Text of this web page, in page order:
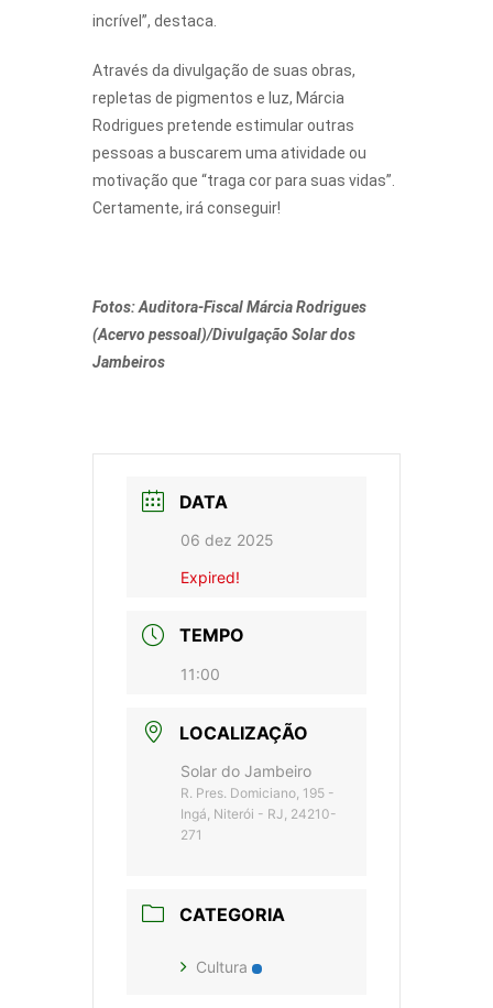
incrível”, destaca.
Através da divulgação de suas obras,
repletas de pigmentos e luz, Márcia
Rodrigues pretende estimular outras
pessoas a buscarem uma atividade ou
motivação que “traga cor para suas vidas”.
Certamente, irá conseguir!
Fotos: Auditora-Fiscal Márcia Rodrigues
(Acervo pessoal)/Divulgação Solar dos
Jambeiros
DATA
06 dez 2025
Expired!
TEMPO
11:00
LOCALIZAÇÃO
Solar do Jambeiro
R. Pres. Domiciano, 195 -
Ingá, Niterói - RJ, 24210-
271
CATEGORIA
Cultura